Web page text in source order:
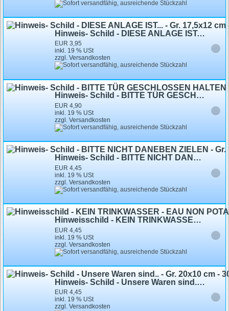
Hinweis- Schild - DIESE ANLAGE IST... - Gr. 17,5x12 cm - 308204
EUR 3,95
inkl. 19 % USt
zzgl. Versandkosten
Hinweis- Schild - BITTE TÜR GESCHLOSSEN HALTEN ! - Gr. 25 X 15 cm - 308426
EUR 4,90
inkl. 19 % USt
zzgl. Versandkosten
Hinweis- Schild - BITTE NICHT DANEBEN ZIELEN - Gr. 14,5 X 7,5 cm - 308170
EUR 4,45
inkl. 19 % USt
zzgl. Versandkosten
Hinweisschild - KEIN TRINKWASSER - EAU NON POTABLE! NO DRINKING-WATER - Gr. 20 X 10 cm schwarz - 308210
EUR 4,45
inkl. 19 % USt
zzgl. Versandkosten
Hinweis- Schild - Unsere Waren sind.. - Gr. 20x10 cm - 308213 - Geschäft Laden
EUR 4,45
inkl. 19 % USt
zzgl. Versandkosten